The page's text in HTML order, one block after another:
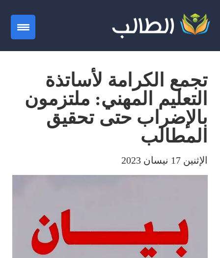
تجمع الكرامة لأساتذة
التعليم المهني: ملتزمون
بالإضراب حتى تحقيق
المطالب
الإثنين 17 نيسان 2023